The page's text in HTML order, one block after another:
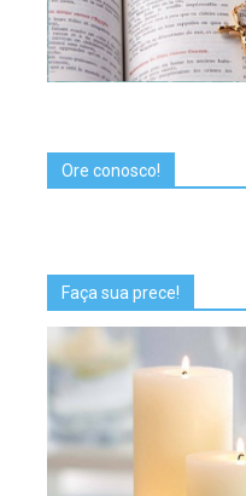
Ore conosco!
Faça sua prece!